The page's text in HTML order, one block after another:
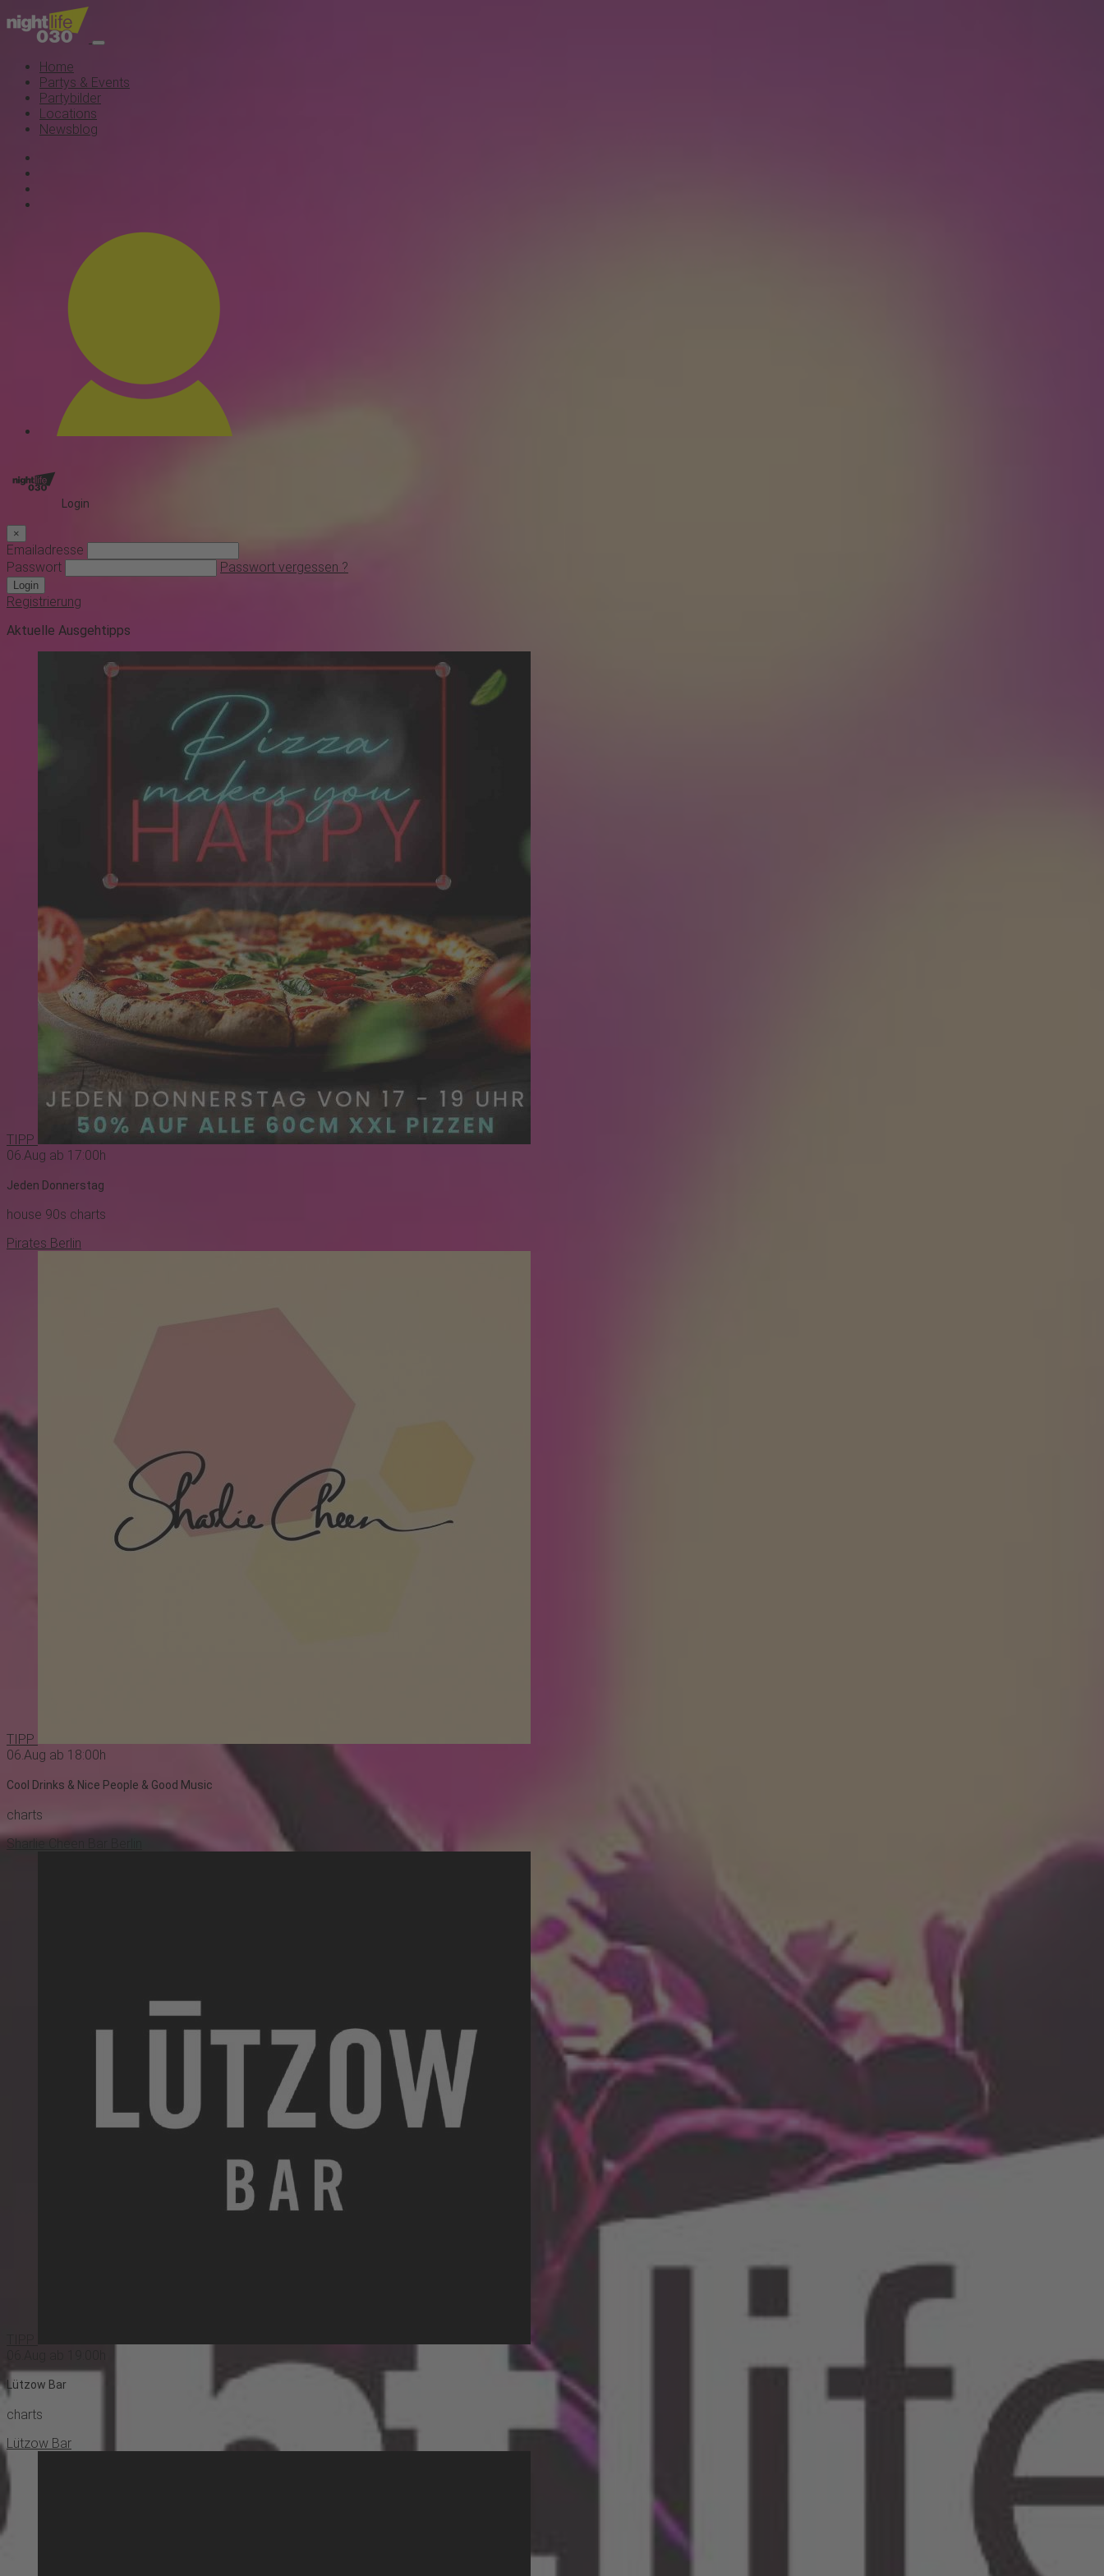
Home
Partys & Events
Partybilder
Locations
Newsblog
Login
×
Emailadresse
Passwort
Passwort vergessen ?
Login
Registrierung
Aktuelle Ausgehtipps
TIPP
06.Aug ab 17:00h
Jeden Donnerstag
house 90s charts
Pirates Berlin
TIPP
06.Aug ab 18:00h
Cool Drinks & Nice People & Good Music
charts
Sharlie Cheen Bar Berlin
Lützow Bar
charts
Lützow Bar